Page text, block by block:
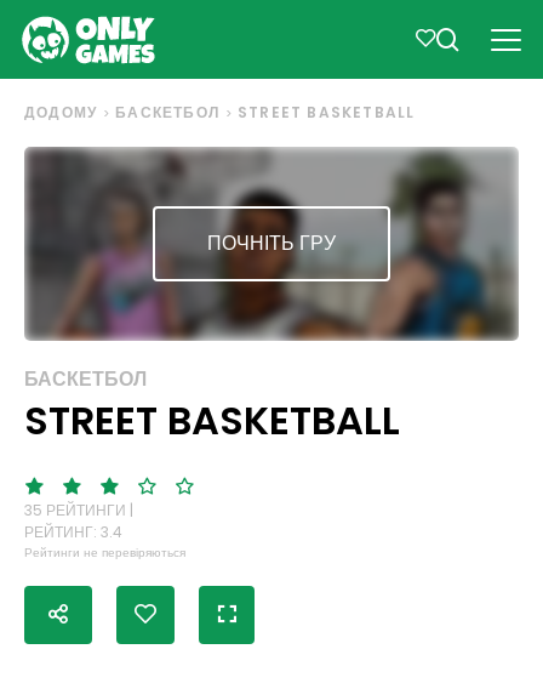
ДОДОМУ БАСКЕТБОЛ STREET BASKETBALL
ПОЧНІТЬ ГРУ
БАСКЕТБОЛ
STREET BASKETBALL
35 РЕЙТИНГИ |
РЕЙТИНГ: 3.4
Рейтинги не перевіряються